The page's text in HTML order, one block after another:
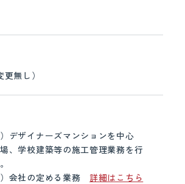
無し）
）デザイナーズマンションを中心
、学校建築等の施工管理業務を行
）会社の定める業務
詳細はこちら